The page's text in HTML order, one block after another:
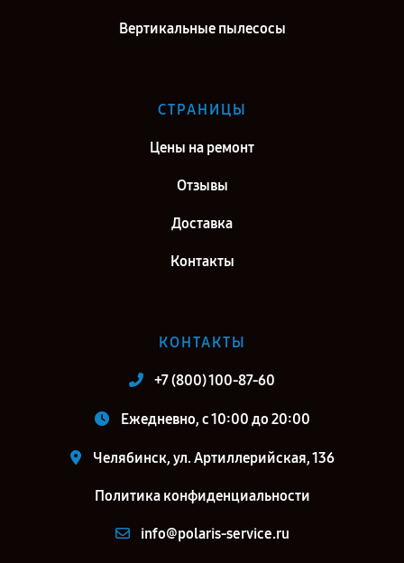
Вертикальные пылесосы
СТРАНИЦЫ
Цены на ремонт
Отзывы
Доставка
Контакты
КОНТАКТЫ
+7 (800) 100-87-60
Ежедневно, с 10:00 до 20:00
Челябинск, ул. Артиллерийская, 136
Политика конфиденциальности
info@polaris-service.ru